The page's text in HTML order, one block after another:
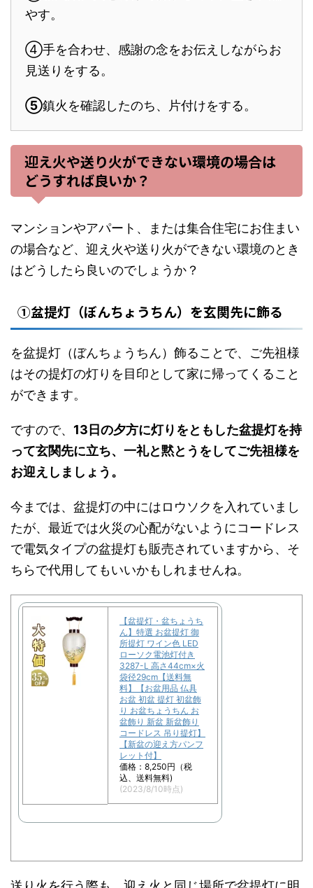
やす。
④手を合わせ、感謝の念をお伝えしながらお
見送りをする。
⑤鎮火を確認したのち、片付けをする。
迎え火や送り火ができない環境の場合は
どうすれば良いか？
マンションやアパート、または集合住宅にお住まい
の場合など、迎え火や送り火ができない環境のとき
はどうしたら良いのでしょうか？
①盆提灯（ぼんちょうちん）を玄関先に飾る
を盆提灯（ぼんちょうちん）飾ることで、ご先祖様
はその提灯の灯りを目印として家に帰ってくること
ができます。
ですので、 13日の夕方に灯りをともした盆提灯を持
って玄関先に立ち、一礼と黙とうをしてご先祖様を
お迎えしましょう。
今までは、盆提灯の中にはロウソクを入れていまし
たが、最近では火災の心配がないようにコードレス
で電気タイプの盆提灯も販売されていますから、そ
ちらで代用してもいいかもしれませんね。
【盆提灯・盆ちょうち
ん】特選 お盆提灯 御
所提灯 ワイン色 LED
ローソク電池灯付き
3287-L 高さ44cm×火
袋径29cm【送料無
料】【お盆用品 仏具
お盆 初盆 提灯 初盆飾
り お盆ちょうちん お
盆飾り 新盆 新盆飾り
コードレス 吊り提灯】
【新盆の迎え方パンフ
レット付】
価格：8,250円（税
込、送料無料)
(2023/8/10時点)